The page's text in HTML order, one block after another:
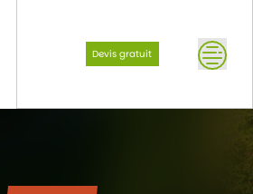
Devis gratuit